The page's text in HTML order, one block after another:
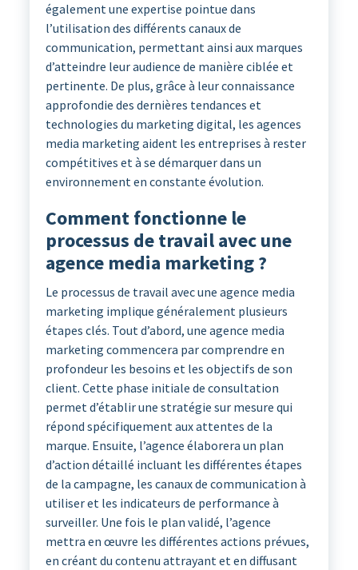
également une expertise pointue dans
l’utilisation des différents canaux de
communication, permettant ainsi aux marques
d’atteindre leur audience de manière ciblée et
pertinente. De plus, grâce à leur connaissance
approfondie des dernières tendances et
technologies du marketing digital, les agences
media marketing aident les entreprises à rester
compétitives et à se démarquer dans un
environnement en constante évolution.
Comment fonctionne le
processus de travail avec une
agence media marketing ?
Le processus de travail avec une agence media
marketing implique généralement plusieurs
étapes clés. Tout d’abord, une agence media
marketing commencera par comprendre en
profondeur les besoins et les objectifs de son
client. Cette phase initiale de consultation
permet d’établir une stratégie sur mesure qui
répond spécifiquement aux attentes de la
marque. Ensuite, l’agence élaborera un plan
d’action détaillé incluant les différentes étapes
de la campagne, les canaux de communication à
utiliser et les indicateurs de performance à
surveiller. Une fois le plan validé, l’agence
mettra en œuvre les différentes actions prévues,
en créant du contenu attrayant et en diffusant